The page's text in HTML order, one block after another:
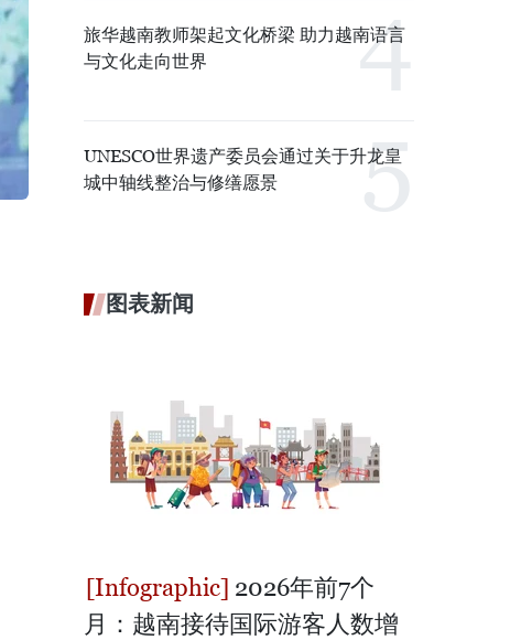
旅华越南教师架起文化桥梁 助力越南语言
与文化走向世界
UNESCO世界遗产委员会通过关于升龙皇
城中轴线整治与修缮愿景
图表新闻
2026年前7个
月：越南接待国际游客人数增